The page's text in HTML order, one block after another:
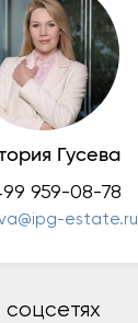
Гусева
959-08-78
estate.ru
соцсетях